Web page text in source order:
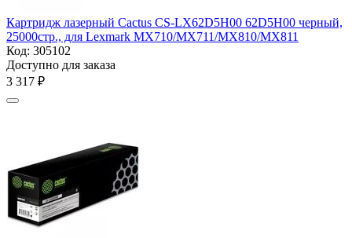
Картридж лазерный Cactus CS-LX62D5H00 62D5H00 черный,
25000стр., для Lexmark MX710/MX711/MX810/MX811
Код: 305102
Доступно для заказа
3 317 ₽